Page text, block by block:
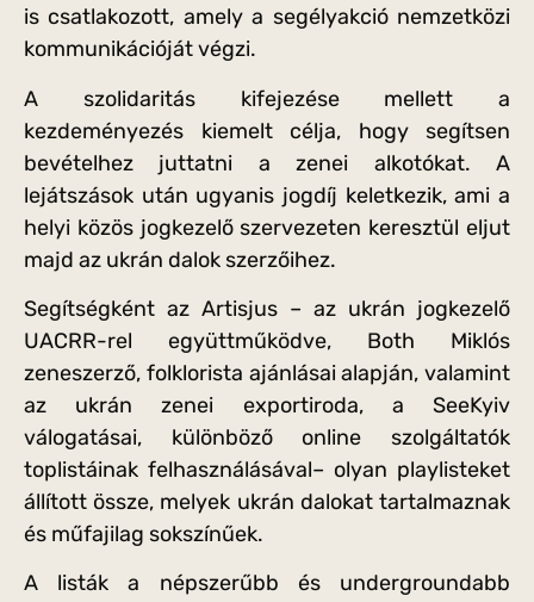
is csatlakozott, amely a segélyakció nemzetközi
kommunikációját végzi.
A szolidaritás kifejezése mellett a
kezdeményezés kiemelt célja, hogy segítsen
bevételhez juttatni a zenei alkotókat. A
lejátszások után ugyanis jogdíj keletkezik, ami a
helyi közös jogkezelő szervezeten keresztül eljut
majd az ukrán dalok szerzőihez.
Segítségként az Artisjus – az ukrán jogkezelő
UACRR-rel együttműködve, Both Miklós
zeneszerző, folklorista ajánlásai alapján, valamint
az ukrán zenei exportiroda, a SeeKyiv
válogatásai, különböző online szolgáltatók
toplistáinak felhasználásával– olyan playlisteket
állított össze, melyek ukrán dalokat tartalmaznak
és műfajilag sokszínűek.
A listák a népszerűbb és undergroundabb